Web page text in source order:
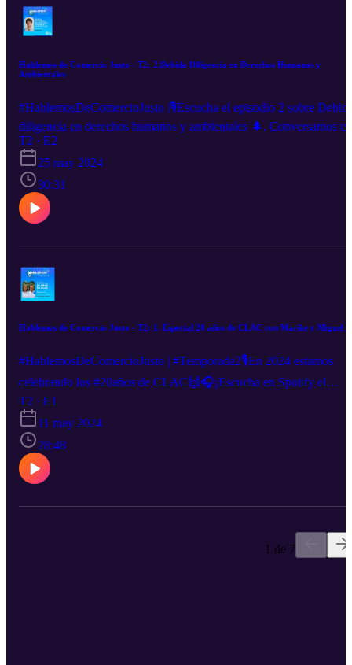
Hablemos de Comercio Justo - T2: 2.Debida Diligencia en Derechos Humanos y
Ambientales
#HablemosDeComercioJusto |🎙️Escucha el episodio 2 sobre
diligencia en derechos humanos y ambientales 🌲. Conversamos
Jorge Conesa, director de la oficina de incidencia de
#ComercioJusto en Bruselas.🎧Escúchalo en Spotify
T2 · E2
25 may 2024
30:31
Hablemos de Comercio Justo - T2: 1. Especial 20 años de CLAC con Marike y Miguel
#HablemosDeComercioJusto | #Temporada2🎙️En 2024 estamos
celebrando los #20años de CLAC🙌🎧¡Escucha en Spotify el
episodio 1!✨Un programa especial con Marike de Peña, presidenta
del consejo de directores de CLAC, y Miguel Munguía, presidente
de la junta de vigilancia de CLAC.
T2 · E1
11 may 2024
28:48
1 de 7